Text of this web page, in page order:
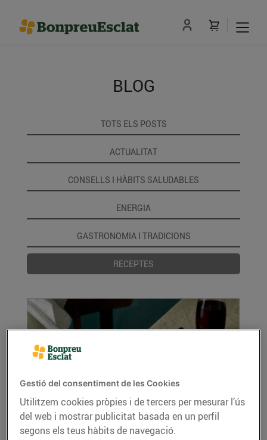
BLOG
TOTS ELS POSTS
ACTUALITAT
CONSELLS I HÀBITS SALUDABLES
ENERGIA
GASTRONOMIA I TRADICIONS
RECEPTES
Bacallà amb salsa de vi negre
21/de febrer/2022
Gestió del consentiment de les Cookies
Utilitzem cookies pròpies i de tercers per mesurar l’ús
del web i mostrar publicitat basada en un perfil
segons els teus hàbits de navegació.